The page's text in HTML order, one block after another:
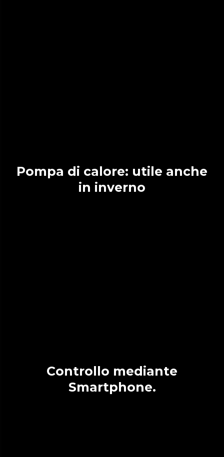
Pompa di calore: utile anche
in inverno
Controllo mediante
Smartphone.